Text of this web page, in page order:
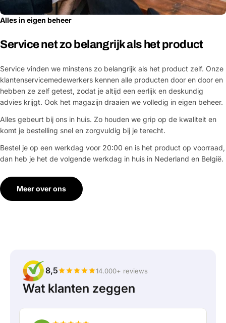
Alles in eigen beheer
Service net zo belangrijk als het product
Service vinden we minstens zo belangrijk als het product zelf. Onze
klantenservicemedewerkers kennen alle producten door en door en
hebben ze zelf getest, zodat je altijd een eerlijk en deskundig
advies krijgt. Ook het magazijn draaien we volledig in eigen beheer.
Alles gebeurt bij ons in huis. Zo houden we grip op de kwaliteit en
komt je bestelling snel en zorgvuldig bij je terecht.
Bestel je op een werkdag voor 20:00 en is het product op voorraad,
dan heb je het de volgende werkdag in huis in Nederland en België.
Meer over ons
8,5 14.000+ reviews
Wat klanten zeggen